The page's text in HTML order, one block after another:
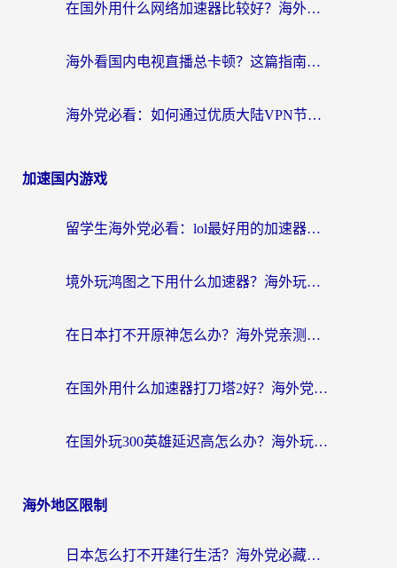
在国外用什么网络加速器比较好？海外党亲测：从痛点到解决方案的全攻略
海外看国内电视直播总卡顿？这篇指南教你选对回国加速器，无缝追剧不发愁
海外党必看：如何通过优质大陆VPN节点无缝访问国内资源？
加速国内游戏
留学生海外党必看：lol最好用的加速器怎么选？附一梦江湖、神鬼传奇加速攻略
境外玩鸿图之下用什么加速器？海外玩家必看的国服游戏加速全攻略
在日本打不开原神怎么办？海外党亲测有效的国服游戏加速指南
在国外用什么加速器打刀塔2好？海外党国服游戏加速避坑指南
在国外玩300英雄延迟高怎么办？海外玩家亲测有效的加速器选择指南
海外地区限制
日本怎么打不开建行生活？海外党必藏的回国加速指南（含丹麦国外影音问题破解）